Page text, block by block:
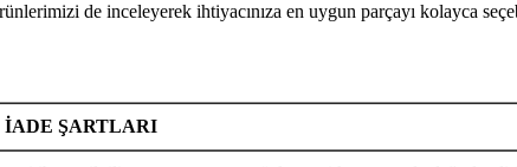
de inceleyerek ihtiyacınıza en uygun parçayı kolayca
İADE ŞARTLARI